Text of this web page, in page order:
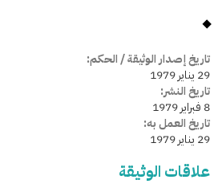
تاريخ إصدار الوثيقة / الحكم:
29 يناير 1979
تاريخ النشر:
8 فبراير 1979
تاريخ العمل به:
29 يناير 1979
علاقات الوثيقة